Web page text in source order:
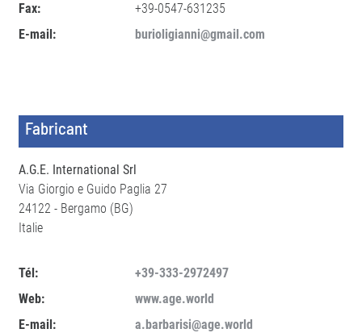
Fax:
+39-0547-631235
E-mail:
burioligianni@gmail.com
Fabricant
A.G.E. International Srl
Via Giorgio e Guido Paglia 27
24122 - Bergamo (BG)
Italie
Tél:
+39-333-2972497
Web:
www.age.world
E-mail:
a.barbarisi@age.world